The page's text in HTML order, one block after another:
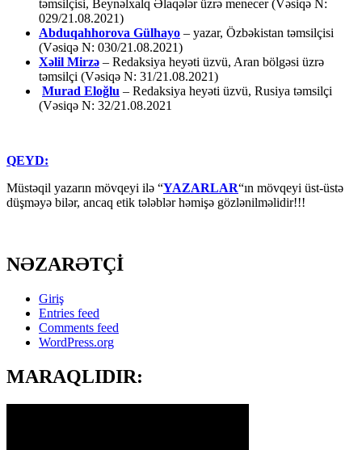
təmsilçisi, Beynəlxalq Əlaqələr üzrə menecer (Vəsiqə N:
029/21.08.2021)
Abduqahhorova Gülhayo – yazar, Özbəkistan təmsilçisi
(Vəsiqə N: 030/21.08.2021)
Xəlil Mirzə – Redaksiya heyəti üzvü, Aran bölgəsi üzrə
təmsilçi (Vəsiqə N: 31/21.08.2021)
Murad Eloğlu – Redaksiya heyəti üzvü, Rusiya təmsilçi
(Vəsiqə N: 32/21.08.2021
QEYD:
Müstəqil yazarın mövqeyi ilə “YAZARLAR“ın mövqeyi üst-üstə
düşməyə bilər, ancaq etik tələblər həmişə gözlənilməlidir!!!
NƏZARƏTÇİ
Giriş
Entries feed
Comments feed
WordPress.org
MARAQLIDIR: